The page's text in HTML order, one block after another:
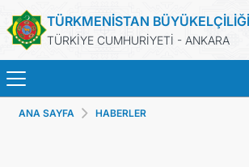
TÜRKMENİSTAN BÜYÜKELÇİLİĞİ
TÜRKİYE CUMHURİYETİ - ANKARA
ANA SAYFA HABERLER